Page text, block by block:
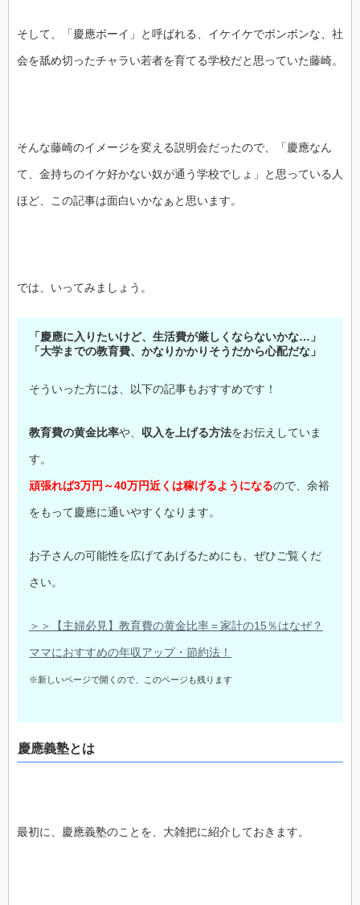
そして、「慶應ボーイ」と呼ばれる、イケイケでボンボンな、社
会を舐め切ったチャラい若者を育てる学校だと思っていた藤崎。
そんな藤崎のイメージを変える説明会だったので、「慶應なん
て、金持ちのイケ好かない奴が通う学校でしょ」と思っている人
ほど、この記事は面白いかなぁと思います。
では、いってみましょう。
「慶應に入りたいけど、生活費が厳しくならないかな…」
「大学までの教育費、かなりかかりそうだから心配だな」
そういった方には、以下の記事もおすすめです！
教育費の黄金比率や、 収入を上げる方法をお伝えしていま
す。
頑張れば3万円～40万円近くは稼げるようになるので、余裕
をもって慶應に通いやすくなります。
お子さんの可能性を広げてあげるためにも、ぜひご覧くだ
さい。
＞＞【主婦必見】教育費の黄金比率＝家計の15％はなぜ？
ママにおすすめの年収アップ・節約法！
※新しいページで開くので、このページも残ります
慶應義塾とは
最初に、慶應義塾のことを、大雑把に紹介しておきます。